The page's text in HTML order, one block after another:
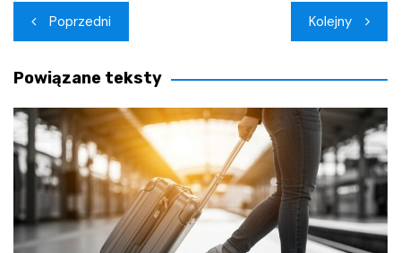
Nawigacja
wpisu
Poprzedni Kolejny
Powiązane teksty